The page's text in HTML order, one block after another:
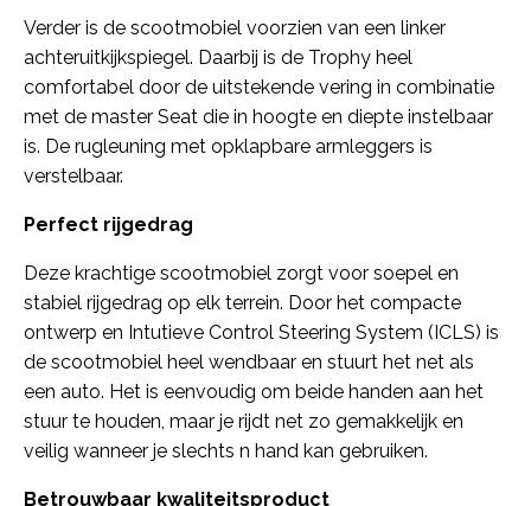
Verder is de scootmobiel voorzien van een linker
achteruitkijkspiegel. Daarbij is de Trophy heel
comfortabel door de uitstekende vering in combinatie
met de master Seat die in hoogte en diepte instelbaar
is. De rugleuning met opklapbare armleggers is
verstelbaar.
Perfect rijgedrag
Deze krachtige scootmobiel zorgt voor soepel en
stabiel rijgedrag op elk terrein. Door het compacte
ontwerp en Intutieve Control Steering System (ICLS) is
de scootmobiel heel wendbaar en stuurt het net als
een auto. Het is eenvoudig om beide handen aan het
stuur te houden, maar je rijdt net zo gemakkelijk en
veilig wanneer je slechts n hand kan gebruiken.
Betrouwbaar kwaliteitsproduct